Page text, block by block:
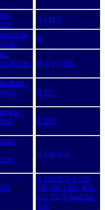
−−>
A CH F
D
\
Heide / D E F I IRL
\
/
D PL
\
E IRL
\
A CH D S
(11
A Chi D E F GB
GR HR I IRL Kre
Les Pal S Sam Siz
Ten